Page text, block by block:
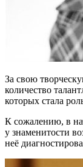
За свою
количество
которых стала
К сожалению, в
у знаменитости
неё